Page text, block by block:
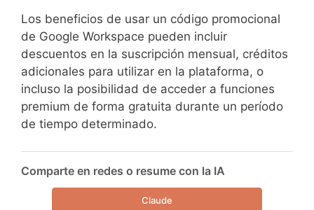
Los beneficios de usar un código promocional
de Google Workspace pueden incluir
descuentos en la suscripción mensual, créditos
adicionales para utilizar en la plataforma, o
incluso la posibilidad de acceder a funciones
premium de forma gratuita durante un período
de tiempo determinado.
Comparte en redes o resume con la IA
Claude